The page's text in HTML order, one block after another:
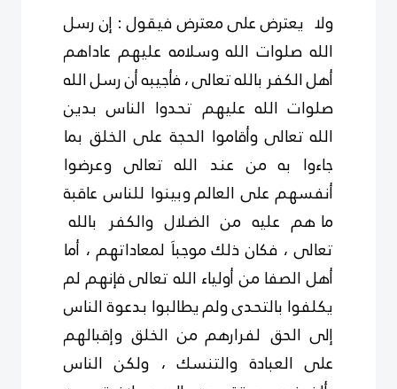
ولا يعترض على معترض فيقول : إن رسل
الله صلوات الله وسلامه عليهم عاداهم
أهل الكفر بالله تعالى ، فأجيبه أن رسل الله
صلوات الله عليهم تحدوا الناس بدين
الله تعالى وأقاموا الحجة على الخلق بما
جاءوا به من عند الله تعالى وعرضوا
أنفسهم على العالموبينوا للناس عاقبة
ما هم عليه من الضلال والكفر بالله
تعالى ، فكان ذلك موجباَ لمعاداتهم ، أما
أهل الصفا من أولياء الله تعالى فإنهم لم
يكلفوا بالتحدى ولم يطالبوا بدعوة الناس
إلى الحق لفرارهم من الخلق وإقبالهم
على العبادة والتنسك ، ولكن الناس